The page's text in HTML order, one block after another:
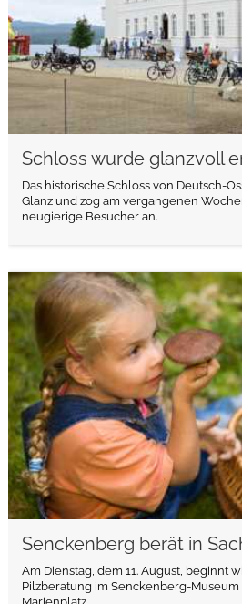
Schloss wurde glanzvoll
Das historische Schloss von Deutsch-
Glanz und zog am vergangenen
neugierige Besucher an.
Senckenberg berät in
Am Dienstag, dem 11. August, beginnt
Pilzberatung im Senckenberg-
weiterlesen